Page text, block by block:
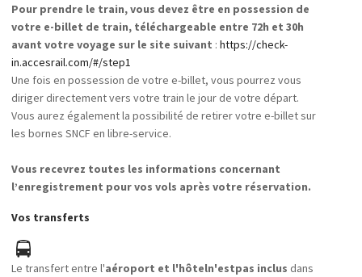
Pour prendre le train, vous devez être en possession de
votre e-billet de train, téléchargeable entre 72h et 30h
avant votre voyage sur le site suivant : https://check-
in.accesrail.com/#/step1
Une fois en possession de votre e-billet, vous pourrez vous
diriger directement vers votre train le jour de votre départ.
Vous aurez également la possibilité de retirer votre e-billet sur
les bornes SNCF en libre-service.
Vous recevrez toutes les informations concernant
l’enregistrement pour vos vols après votre réservation.
Vos transferts
Le transfert entre l'aéroport et l'hôteln'estpas inclus dans